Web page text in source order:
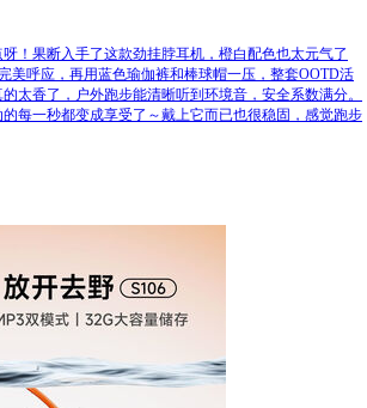
！果断入手了这款劲挂脖耳机，橙白配色也太元气了
美呼应，再用蓝色瑜伽裤和棒球帽一压，整套OOTD活
太香了，户外跑步能清晰听到环境音，安全系数满分。
每一秒都变成享受了～戴上它而已也很稳固，感觉跑步